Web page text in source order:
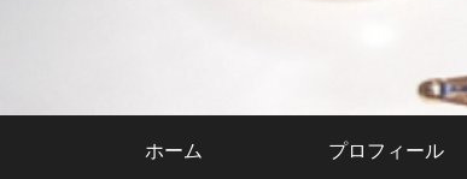
ホーム プロフィール